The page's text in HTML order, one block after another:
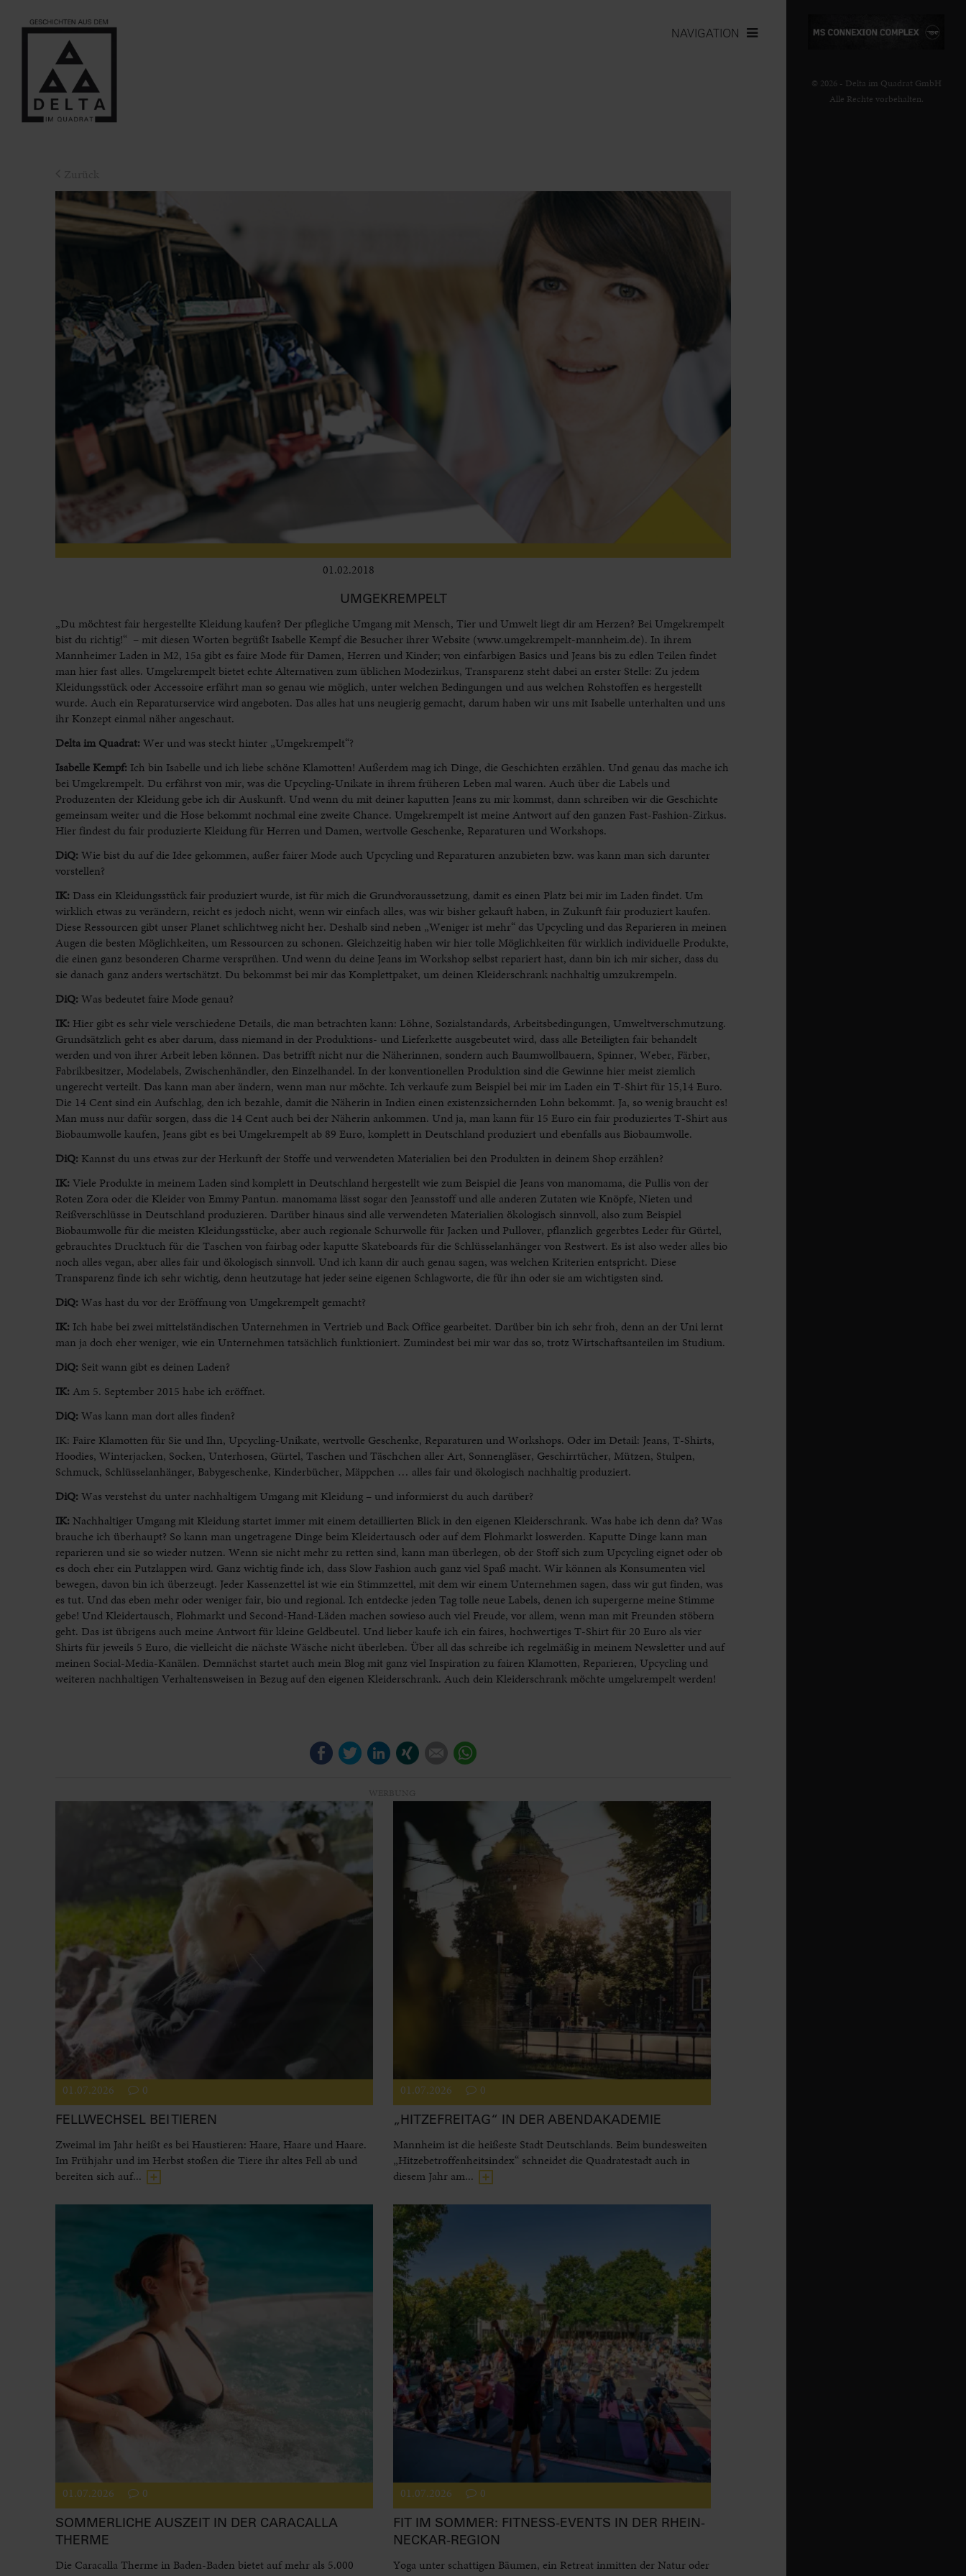
NAVIGATION
01.02.2018
UMGEKREMPELT
„Du möchtest fair hergestellte Kleidung kaufen? Der pflegliche Umgang mit Mensch, Tier und Umwelt liegt dir am Herzen? Bei Umgekrempelt
bist du richtig!“ – mit diesen Worten begrüßt Isabelle Kempf die Besucher ihrer Website (www.umgekrempelt-mannheim.de). In ihrem
Mannheimer Laden in M2, 15a gibt es faire Mode für Damen, Herren und Kinder; von einfarbigen Basics und Jeans bis zu edlen Teilen findet
man hier fast alles. Umgekrempelt bietet echte Alternativen zum üblichen Modezirkus, Transparenz steht dabei an erster Stelle: Zu jedem
Kleidungsstück oder Accessoire erfährt man so genau wie möglich, unter welchen Bedingungen und aus welchen Rohstoffen es hergestellt
wurde. Auch ein Reparaturservice wird angeboten. Das alles hat uns neugierig gemacht, darum haben wir uns mit Isabelle unterhalten und uns
ihr Konzept einmal näher angeschaut.
Delta im Quadrat: Wer und was steckt hinter „Umgekrempelt“?
Isabelle Kempf: Ich bin Isabelle und ich liebe schöne Klamotten! Außerdem mag ich Dinge, die Geschichten erzählen. Und genau das mache ich
bei Umgekrempelt. Du erfährst von mir, was die Upcycling-Unikate in ihrem früheren Leben mal waren. Auch über die Labels und
Produzenten der Kleidung gebe ich dir Auskunft. Und wenn du mit deiner kaputten Jeans zu mir kommst, dann schreiben wir die Geschichte
gemeinsam weiter und die Hose bekommt nochmal eine zweite Chance. Umgekrempelt ist meine Antwort auf den ganzen Fast-Fashion-Zirkus.
Hier findest du fair produzierte Kleidung für Herren und Damen, wertvolle Geschenke, Reparaturen und Workshops.
DiQ: Wie bist du auf die Idee gekommen, außer fairer Mode auch Upcycling und Reparaturen anzubieten bzw. was kann man sich darunter
vorstellen?
IK: Dass ein Kleidungsstück fair produziert wurde, ist für mich die Grundvoraussetzung, damit es einen Platz bei mir im Laden findet. Um
wirklich etwas zu verändern, reicht es jedoch nicht, wenn wir einfach alles, was wir bisher gekauft haben, in Zukunft fair produziert kaufen.
Diese Ressourcen gibt unser Planet schlichtweg nicht her. Deshalb sind neben „Weniger ist mehr“ das Upcycling und das Reparieren in meinen
Augen die besten Möglichkeiten, um Ressourcen zu schonen. Gleichzeitig haben wir hier tolle Möglichkeiten für wirklich individuelle Produkte,
die einen ganz besonderen Charme versprühen. Und wenn du deine Jeans im Workshop selbst repariert hast, dann bin ich mir sicher, dass du
sie danach ganz anders wertschätzt. Du bekommst bei mir das Komplettpaket, um deinen Kleiderschrank nachhaltig umzukrempeln.
DiQ: Was bedeutet faire Mode genau?
IK: Hier gibt es sehr viele verschiedene Details, die man betrachten kann: Löhne, Sozialstandards, Arbeitsbedingungen, Umweltverschmutzung.
Grundsätzlich geht es aber darum, dass niemand in der Produktions- und Lieferkette ausgebeutet wird, dass alle Beteiligten fair behandelt
werden und von ihrer Arbeit leben können. Das betrifft nicht nur die Näherinnen, sondern auch Baumwollbauern, Spinner, Weber, Färber,
Fabrikbesitzer, Modelabels, Zwischenhändler, den Einzelhandel. In der konventionellen Produktion sind die Gewinne hier meist ziemlich
ungerecht verteilt. Das kann man aber ändern, wenn man nur möchte. Ich verkaufe zum Beispiel bei mir im Laden ein T-Shirt für 15,14 Euro.
Die 14 Cent sind ein Aufschlag, den ich bezahle, damit die Näherin in Indien einen existenzsichernden Lohn bekommt. Ja, so wenig braucht es!
Man muss nur dafür sorgen, dass die 14 Cent auch bei der Näherin ankommen. Und ja, man kann für 15 Euro ein fair produziertes T-Shirt aus
Biobaumwolle kaufen, Jeans gibt es bei Umgekrempelt ab 89 Euro, komplett in Deutschland produziert und ebenfalls aus Biobaumwolle.
DiQ: Kannst du uns etwas zur der Herkunft der Stoffe und verwendeten Materialien bei den Produkten in deinem Shop erzählen?
IK: Viele Produkte in meinem Laden sind komplett in Deutschland hergestellt wie zum Beispiel die Jeans von manomama, die Pullis von der
Roten Zora oder die Kleider von Emmy Pantun. manomama lässt sogar den Jeansstoff und alle anderen Zutaten wie Knöpfe, Nieten und
Reißverschlüsse in Deutschland produzieren. Darüber hinaus sind alle verwendeten Materialien ökologisch sinnvoll, also zum Beispiel
Biobaumwolle für die meisten Kleidungsstücke, aber auch regionale Schurwolle für Jacken und Pullover, pflanzlich gegerbtes Leder für Gürtel,
gebrauchtes Drucktuch für die Taschen von fairbag oder kaputte Skateboards für die Schlüsselanhänger von Restwert. Es ist also weder alles bio
noch alles vegan, aber alles fair und ökologisch sinnvoll. Und ich kann dir auch genau sagen, was welchen Kriterien entspricht. Diese
Transparenz finde ich sehr wichtig, denn heutzutage hat jeder seine eigenen Schlagworte, die für ihn oder sie am wichtigsten sind.
DiQ: Was hast du vor der Eröffnung von Umgekrempelt gemacht?
IK: Ich habe bei zwei mittelständischen Unternehmen in Vertrieb und Back Office gearbeitet. Darüber bin ich sehr froh, denn an der Uni lernt
man ja doch eher weniger, wie ein Unternehmen tatsächlich funktioniert. Zumindest bei mir war das so, trotz Wirtschaftsanteilen im Studium.
DiQ: Seit wann gibt es deinen Laden?
IK: Am 5. September 2015 habe ich eröffnet.
DiQ: Was kann man dort alles finden?
IK: Faire Klamotten für Sie und Ihn, Upcycling-Unikate, wertvolle Geschenke, Reparaturen und Workshops. Oder im Detail: Jeans, T-Shirts,
Hoodies, Winterjacken, Socken, Unterhosen, Gürtel, Taschen und Täschchen aller Art, Sonnengläser, Geschirrtücher, Mützen, Stulpen,
Schmuck, Schlüsselanhänger, Babygeschenke, Kinderbücher, Mäppchen … alles fair und ökologisch nachhaltig produziert.
DiQ: Was verstehst du unter nachhaltigem Umgang mit Kleidung – und informierst du auch darüber?
IK: Nachhaltiger Umgang mit Kleidung startet immer mit einem detaillierten Blick in den eigenen Kleiderschrank. Was habe ich denn da? Was
brauche ich überhaupt? So kann man ungetragene Dinge beim Kleidertausch oder auf dem Flohmarkt loswerden. Kaputte Dinge kann man
reparieren und sie so wieder nutzen. Wenn sie nicht mehr zu retten sind, kann man überlegen, ob der Stoff sich zum Upcycling eignet oder ob
es doch eher ein Putzlappen wird. Ganz wichtig finde ich, dass Slow Fashion auch ganz viel Spaß macht. Wir können als Konsumenten viel
bewegen, davon bin ich überzeugt. Jeder Kassenzettel ist wie ein Stimmzettel, mit dem wir einem Unternehmen sagen, dass wir gut finden, was
es tut. Und das eben mehr oder weniger fair, bio und regional. Ich entdecke jeden Tag tolle neue Labels, denen ich supergerne meine Stimme
gebe! Und Kleidertausch, Flohmarkt und Second-Hand-Läden machen sowieso auch viel Freude, vor allem, wenn man mit Freunden stöbern
geht. Das ist übrigens auch meine Antwort für kleine Geldbeutel. Und lieber kaufe ich ein faires, hochwertiges T-Shirt für 20 Euro als vier
Shirts für jeweils 5 Euro, die vielleicht die nächste Wäsche nicht überleben. Über all das schreibe ich regelmäßig in meinem Newsletter und auf
meinen Social-Media-Kanälen. Demnächst startet auch mein Blog mit ganz viel Inspiration zu fairen Klamotten, Reparieren, Upcycling und
weiteren nachhaltigen Verhaltensweisen in Bezug auf den eigenen Kleiderschrank. Auch dein Kleiderschrank möchte umgekrempelt werden!
FacebookTwitterLinkedIn E-mail
01.07.2026 0
FELLWECHSEL BEI TIEREN
Zweimal im Jahr heißt es bei Haustieren: Haare, Haare und Haare.
Im Frühjahr und im Herbst stoßen die Tiere ihr altes Fell ab und
bereiten sich auf...
01.07.2026 0
„HITZEFREITAG“ IN DER ABENDAKADEMIE
Mannheim ist die heißeste Stadt Deutschlands. Beim bundesweiten
„Hitzebetroffenheitsindex“ schneidet die Quadratestadt auch in
diesem Jahr am...
01.07.2026 0
SOMMERLICHE AUSZEIT IN DER CARACALLA
THERME
Die Caracalla Therme in Baden-Baden bietet auf mehr als 5.000
01.07.2026 0
FIT IM SOMMER: FITNESS-EVENTS IN DER RHEIN-
NECKAR-REGION
Yoga unter schattigen Bäumen, ein Retreat inmitten der Natur oder
© 2026 - Delta im Quadrat GmbH
Alle Rechte vorbehalten.